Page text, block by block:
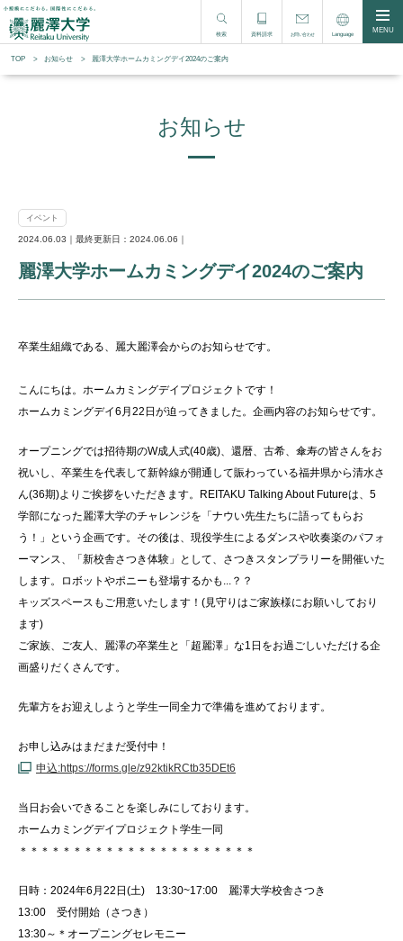
検索 資料請求 お問い合わせ Language MENU
TOP お知らせ 麗澤大学ホームカミングデイ2024のご案内
お知らせ
イベント
2024.06.03｜最終更新日：2024.06.06｜
麗澤大学ホームカミングデイ2024のご案内
卒業生組織である、麗大麗澤会からのお知らせです。
こんにちは。ホームカミングデイプロジェクトです！
ホームカミングデイ6月22日が迫ってきました。企画内容のお知らせです。
オープニングでは招待期のW成人式(40歳)、還暦、古希、傘寿の皆さんをお
祝いし、卒業生を代表して新幹線が開通して賑わっている福井県から清水さ
ん(36期)よりご挨拶をいただきます。REITAKU Talking About Futureは、5
学部になった麗澤大学のチャレンジを「ナウい先生たちに語ってもらお
う！」という企画です。その後は、現役学生によるダンスや吹奏楽のパフォ
ーマンス、「新校舎さつき体験」として、さつきスタンプラリーを開催いた
します。ロボットやポニーも登場するかも...？？
キッズスペースもご用意いたします！(見守りはご家族様にお願いしており
ます)
ご家族、ご友人、麗澤の卒業生と「超麗澤」な1日をお過ごしいただける企
画盛りだくさんです。
先輩方をお迎えしようと学生一同全力で準備を進めております。
お申し込みはまだまだ受付中！
申込:https://forms.gle/z92ktikRCtb35DEt6
当日お会いできることを楽しみにしております。
ホームカミングデイプロジェクト学生一同
＊＊＊＊＊＊＊＊＊＊＊＊＊＊＊＊＊＊＊＊＊＊
日時：2024年6月22日(土) 13:30~17:00 麗澤大学校舎さつき
13:00 受付開始（さつき）
13:30～＊オープニングセレモニー